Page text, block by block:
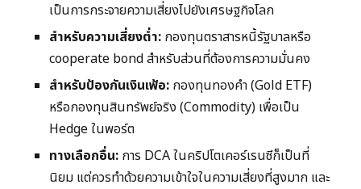
เป็นการกระจายความเสี่ยงไปยังเศรษฐกิจโลก
สำหรับความเสี่ยงต่ำ: กองทุนตราสารหนี้รัฐบาลหรือ
cooperate bond สำหรับส่วนที่ต้องการความมั่นคง
สำหรับป้องกันเงินเฟ้อ: กองทุนทองคำ (Gold ETF)
หรือกองทุนสินทรัพย์จริง (Commodity) เพื่อเป็น
Hedge ในพอร์ต
ทางเลือกอื่น: การ DCA ในคริปโตเคอร์เรนซีก็เป็นที่
นิยม แต่ควรทำด้วยความเข้าใจในความเสี่ยงที่สูงมาก และ